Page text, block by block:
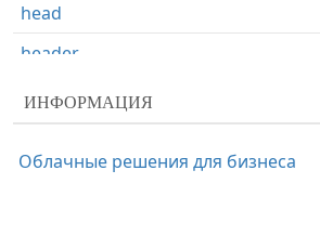
head
header
hr
i
ИНФОРМАЦИЯ
Облачные решения для бизнеса